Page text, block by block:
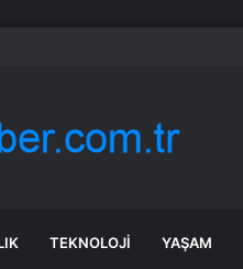
Ancak Her İlişki Destekleyici Değil
TEKNOLOJI YAŞAM